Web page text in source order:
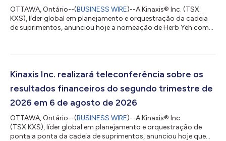
OTTAWA, Ontário--(BUSINESS WIRE)--A Kinaxis® Inc. (TSX:
KXS), líder global em planejamento e orquestração da cadeia
de suprimentos, anunciou hoje a nomeação de Herb Yeh como
financeira global e as operações de estratégia corporativa da
relações com investidores, estratégia corporativa e
Kinaxis Inc. realizará teleconferência sobre os
resultados financeiros do segundo trimestre de
2026 em 6 de agosto de 2026
OTTAWA, Ontário--(BUSINESS WIRE)--A Kinaxis® Inc.
(TSX:KXS), líder global em planejamento e orquestração de
ponta a ponta da cadeia de suprimentos, anunciou hoje que